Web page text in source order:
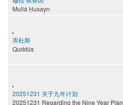
Mullá Ḥusayn
库杜斯
Quddús
20251231 关于九年计划
20251231 Regarding the Nine Year Plan